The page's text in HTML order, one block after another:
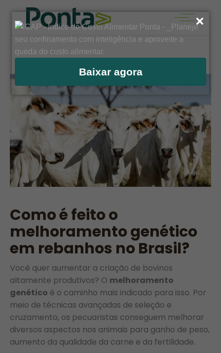
Baixar agora
Como é feito o
melhoramento genético
em rebanhos no Brasil?
Você quer aumentar a criação de bovinos
altamente produtivos? O melhoramento
genético é o caminho mais indicado para isso. Por
meio de técnicas avançadas de seleção e
cruzamento, os pecuaristas conseguem melhorar
diversos aspectos nos animais para ganho de peso,
aumento da qualidade da carne e da fertilidade.